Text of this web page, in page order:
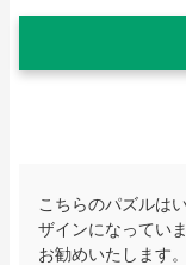
こちらのパズルは
ザインになってい
お勧めいたします。